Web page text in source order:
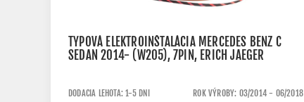
TYPOVÁ ELEKTROINŠTALÁCIA MERCEDES BENZ C
SEDAN 2014- (W205), 7PIN, ERICH JAEGER
DODACIA LEHOTA: 1-5 DNI
ROK VÝROBY: 03/2014 - 06/2018